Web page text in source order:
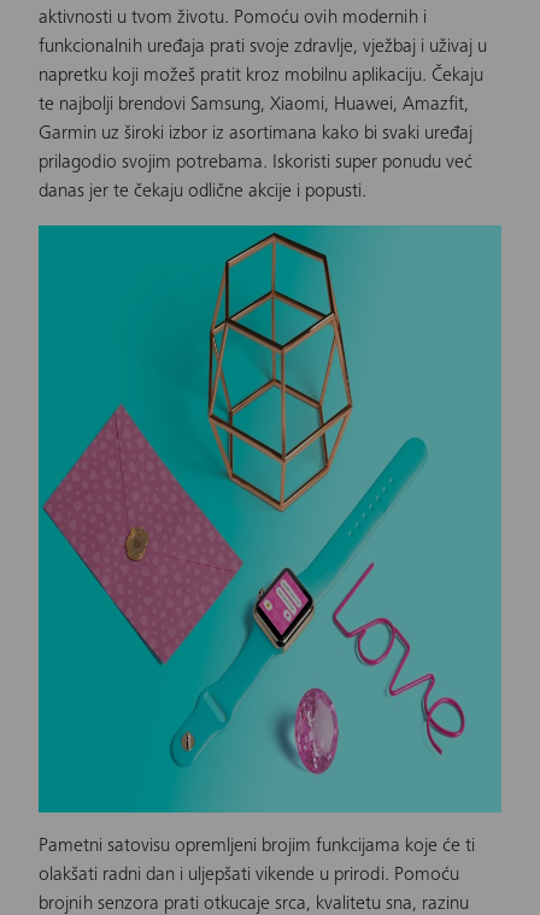
aktivnosti u tvom životu. Pomoću ovih modernih i
funkcionalnih uređaja prati svoje zdravlje, vježbaj i uživaj u
napretku koji možeš pratit kroz mobilnu aplikaciju. Čekaju
te najbolji brendovi Samsung, Xiaomi, Huawei, Amazfit,
Garmin uz široki izbor iz asortimana kako bi svaki uređaj
prilagodio svojim potrebama. Iskoristi super ponudu već
danas jer te čekaju odlične akcije i popusti.
Pametni satovisu opremljeni brojim funkcijama koje će ti
olakšati radni dan i uljepšati vikende u prirodi. Pomoću
brojnih senzora prati otkucaje srca, kvalitetu sna, razinu